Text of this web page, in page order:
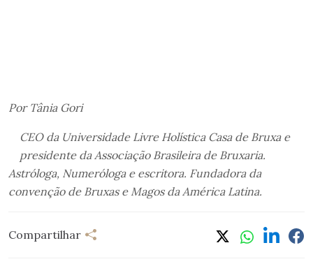
Por Tânia Gori
CEO da Universidade Livre Holística Casa de Bruxa e
presidente da Associação Brasileira de Bruxaria.
Astróloga, Numeróloga e escritora. Fundadora da
convenção de Bruxas e Magos da América Latina.
Compartilhar